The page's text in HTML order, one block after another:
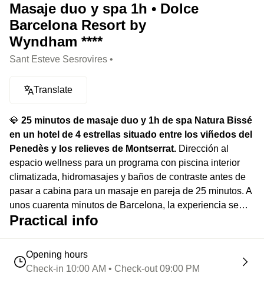
Masaje duo y spa 1h • Dolce
Barcelona Resort by
Wyndham ****
Sant Esteve Sesrovires •
Translate
💎 25 minutos de masaje duo y 1h de spa Natura Bissé
en un hotel de 4 estrellas situado entre los viñedos del
Penedès y los relieves de Montserrat. Dirección al
espacio wellness para un programa con piscina interior
climatizada, hidromasajes y baños de contraste antes de
pasar a cabina para un masaje en pareja de 25 minutos. A
unos cuarenta minutos de Barcelona, la experiencia se
desarrolla en un resort rodeado de campo de golf, jardines
Practical info
Opening hours
Check-in 10:00 AM • Check-out 09:00 PM